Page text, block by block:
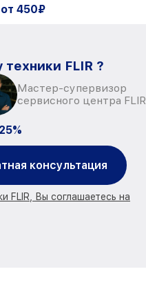
от 450₽
FLIR ?
Мастер-супервизор
сервисного центра FLIR
консультация
FLIR, Вы соглашаетесь на